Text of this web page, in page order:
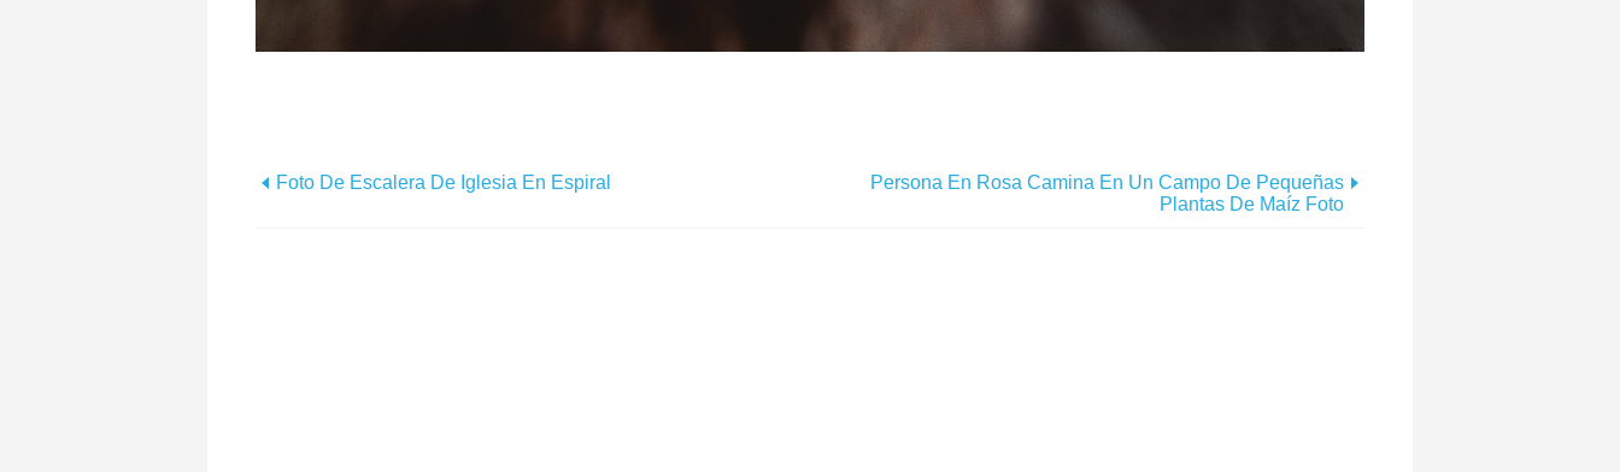
Foto De Escalera De Iglesia En Espiral
Persona En Rosa Camina En Un Campo De Pequeñas
Plantas De Maíz Foto